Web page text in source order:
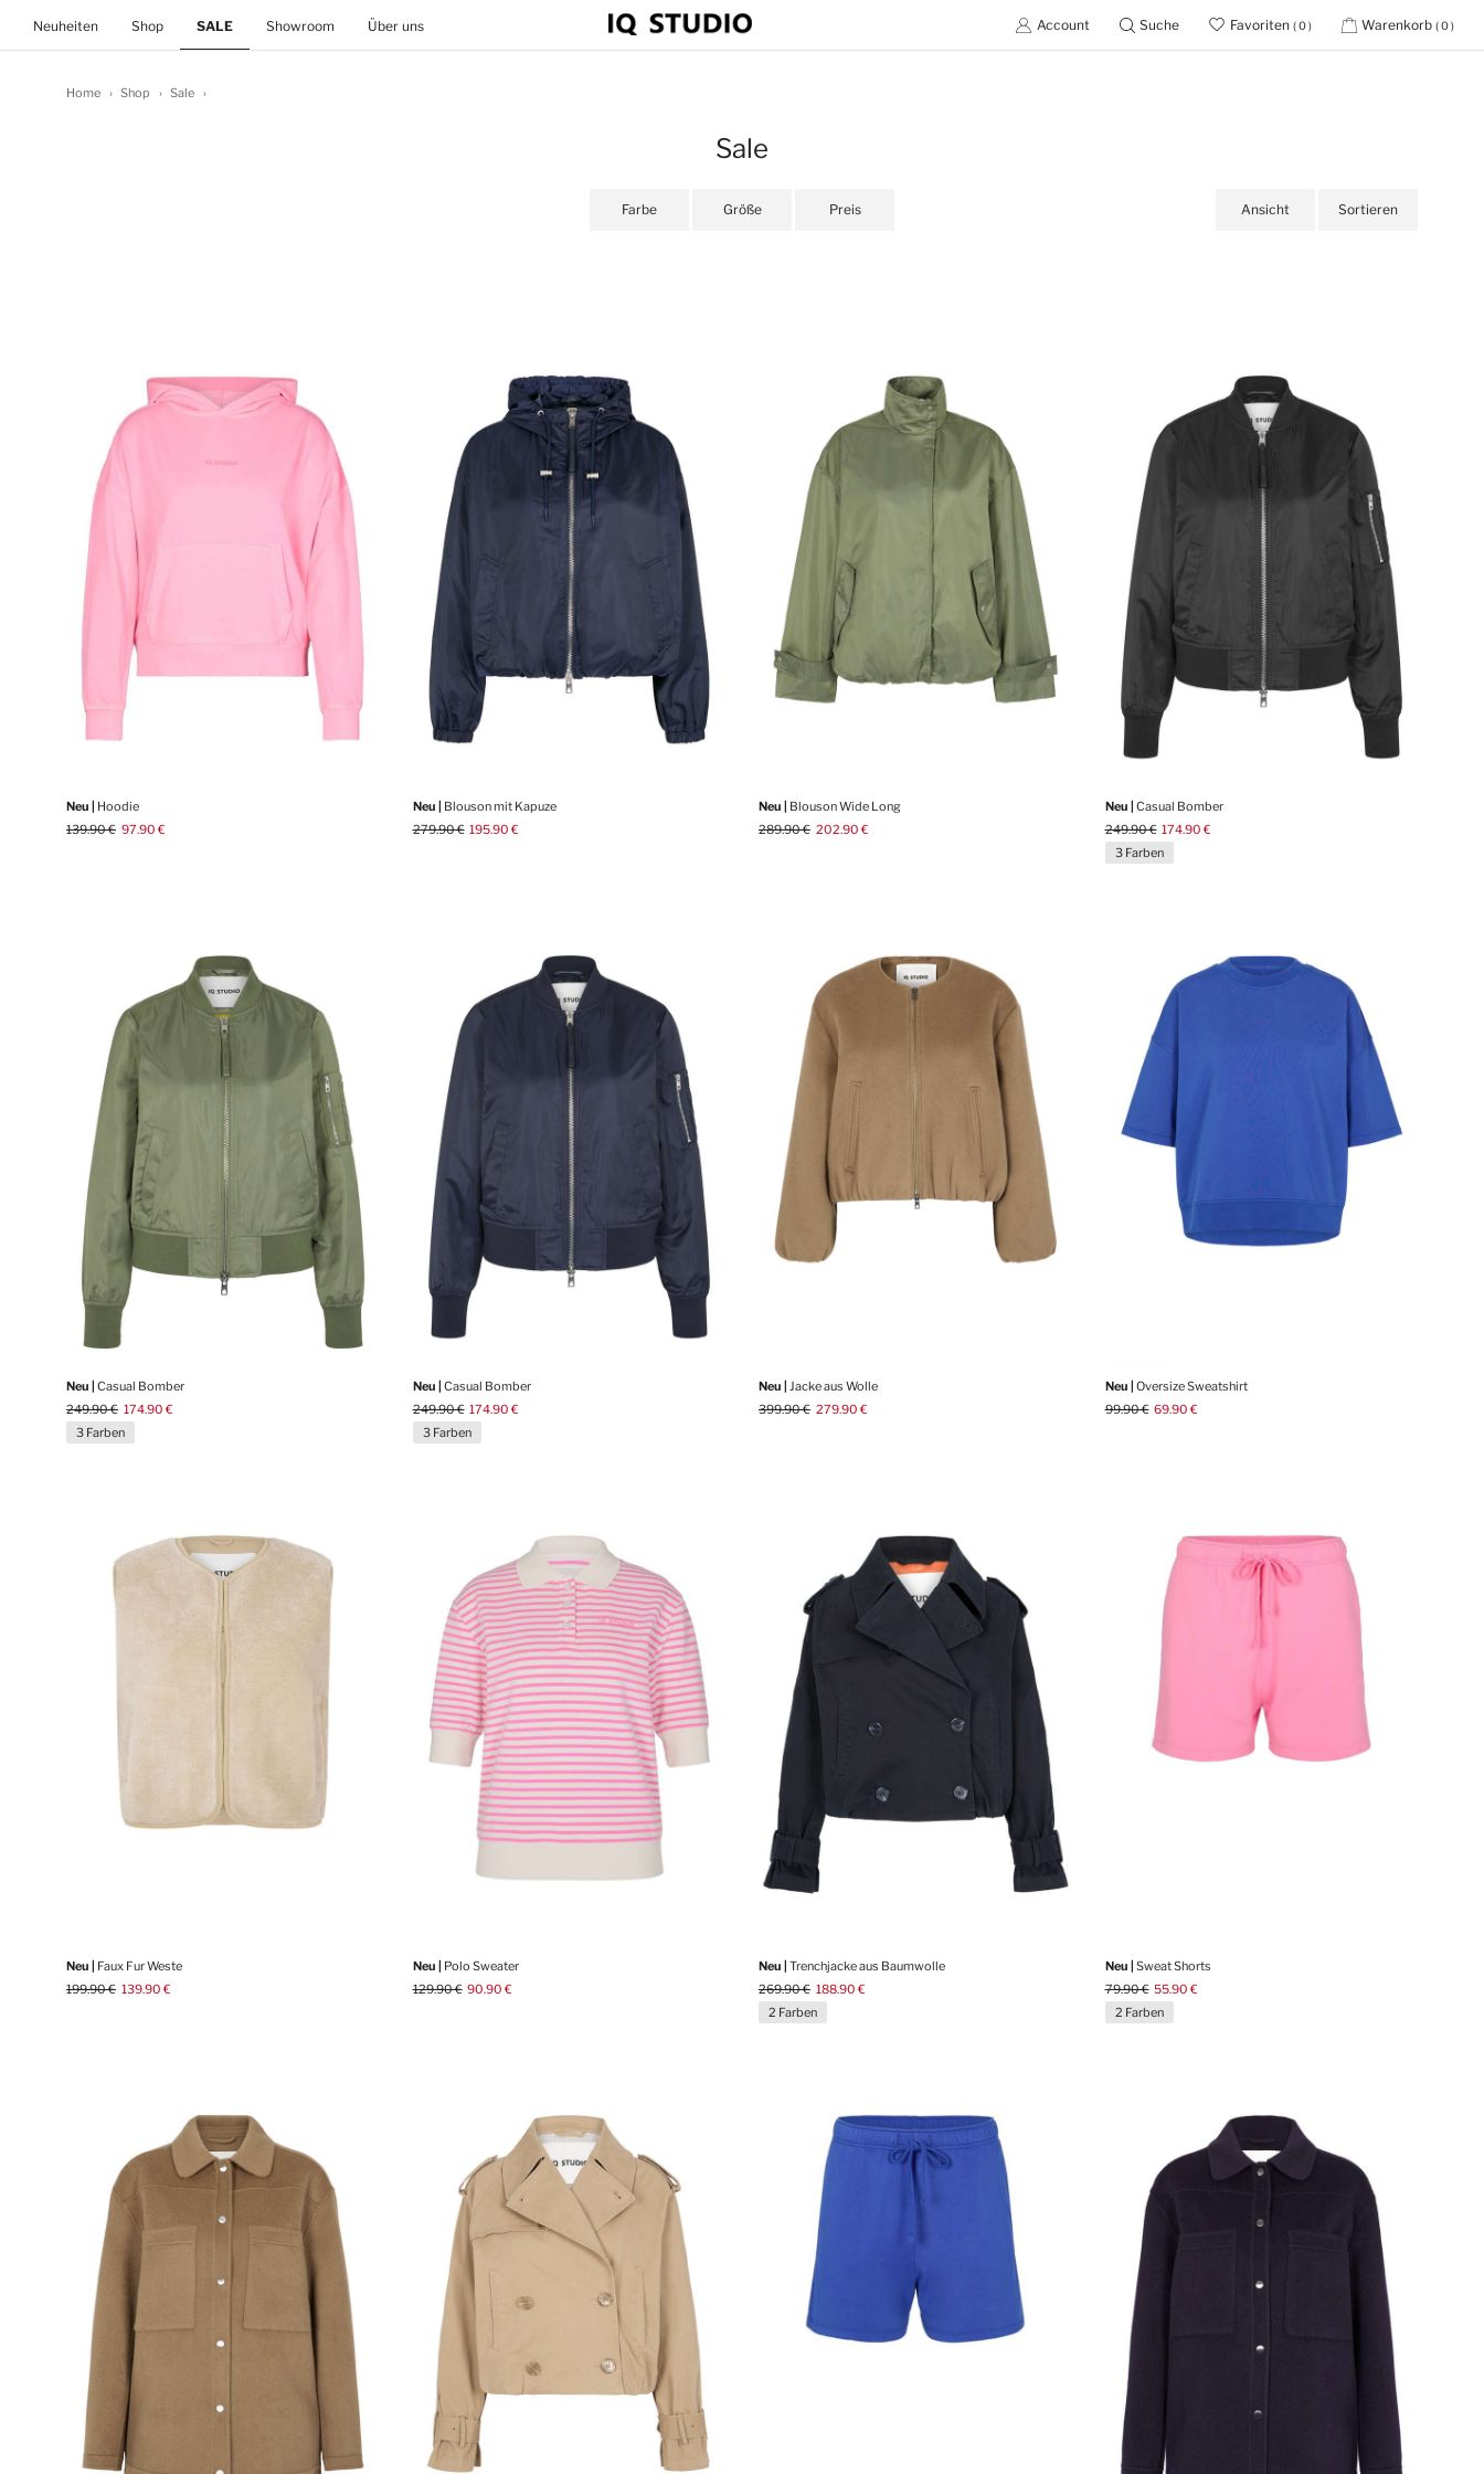
Neuheiten(current)
Shop SALE Showroom Über uns Account Suche Favoriten ( 0 ) Warenkorb ( 0 )
Home Shop Sale
Sale
Farbe Größe Preis Ansicht Sortieren
Neu | Hoodie
139.90 € 97.90 €
Neu | Blouson mit Kapuze
279.90 € 195.90 €
Neu | Blouson Wide Long
289.90 € 202.90 €
Neu | Casual Bomber
249.90 € 174.90 €
3 Farben
Neu | Casual Bomber
249.90 € 174.90 €
3 Farben
Neu | Casual Bomber
249.90 € 174.90 €
3 Farben
Neu | Jacke aus Wolle
399.90 € 279.90 €
Neu | Oversize Sweatshirt
99.90 € 69.90 €
Neu | Faux Fur Weste
199.90 € 139.90 €
Neu |
Polo Sweater
129.90 € 90.90 €
Neu | Trenchjacke aus Baumwolle
269.90 € 188.90 €
2 Farben
Neu | Sweat Shorts
79.90 € 55.90 €
2 Farben